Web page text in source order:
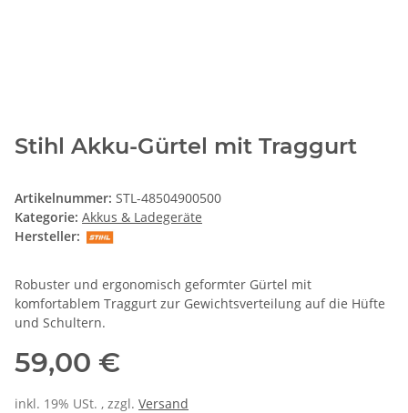
Stihl Akku-Gürtel mit Traggurt
Artikelnummer: STL-48504900500
Kategorie: Akkus & Ladegeräte
Hersteller:
Robuster und ergonomisch geformter Gürtel mit
komfortablem Traggurt zur Gewichtsverteilung auf die Hüfte
und Schultern.
59,00 €
inkl. 19% USt. , zzgl. Versand